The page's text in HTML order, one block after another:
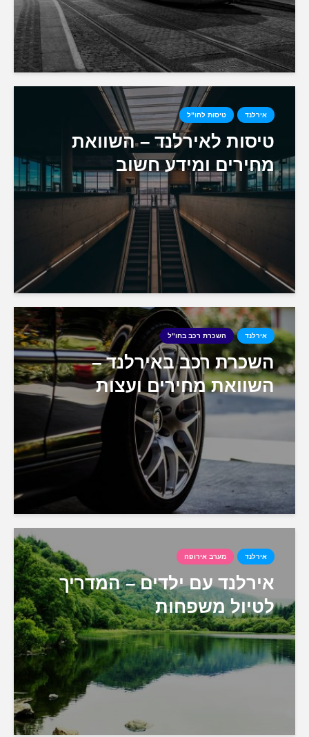
אירלנד טיסות לחו"ל
טיסות לאירלנד – השוואת
מחירים ומידע חשוב
אירלנד השכרת רכב בחו"ל
השכרת רכב באירלנד –
השוואת מחירים ועצות
אירלנד מערב אירופה
אירלנד עם ילדים – המדריך
לטיול משפחות